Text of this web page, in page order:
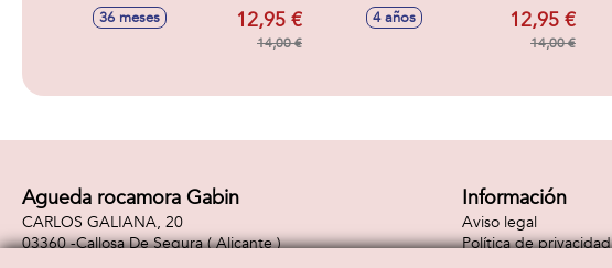
36 meses 12,95 €
14,00 €
4 años 12,95 €
14,00 €
Agueda rocamora Gabin
CARLOS GALIANA, 20
03360 -Callosa De Segura( Alicante )
Información
Aviso legal
Política de privacidad